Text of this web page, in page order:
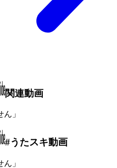
関連動画
」
#うたスキ動画
」